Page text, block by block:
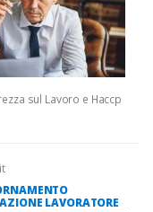
sul Lavoro e Haccp
LAVORATORE